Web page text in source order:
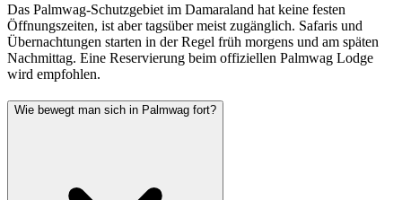
Das Palmwag-Schutzgebiet im Damaraland hat keine festen
Öffnungszeiten, ist aber tagsüber meist zugänglich. Safaris und
Übernachtungen starten in der Regel früh morgens und am späten
Nachmittag. Eine Reservierung beim offiziellen Palmwag Lodge
wird empfohlen.
Wie bewegt man sich in Palmwag fort?